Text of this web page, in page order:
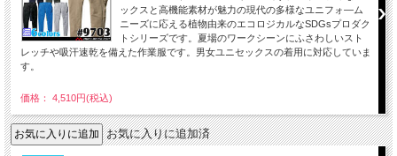
ックスと高機能素材が魅力の現代の多様なユニフォ―ム
ニーズに応える植物由来のエコロジカルなSDGsプロダク
トシリーズです。夏場のワークシーンにふさわしいスト
レッチや吸汗速乾を備えた作業服です。男女ユニセックスの着用に対応していま
す。
価格： 4,510円(税込)
お気に入りに追加済